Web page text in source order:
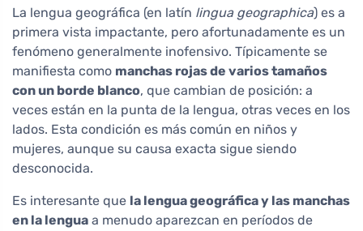
La lengua geográfica (en latín lingua geographica) es a
primera vista impactante, pero afortunadamente es un
fenómeno generalmente inofensivo. Típicamente se
manifiesta como manchas rojas de varios tamaños
con un borde blanco, que cambian de posición: a
veces están en la punta de la lengua, otras veces en los
lados. Esta condición es más común en niños y
mujeres, aunque su causa exacta sigue siendo
desconocida.
Es interesante que la lengua geográfica y las manchas
en la lengua a menudo aparezcan en períodos de